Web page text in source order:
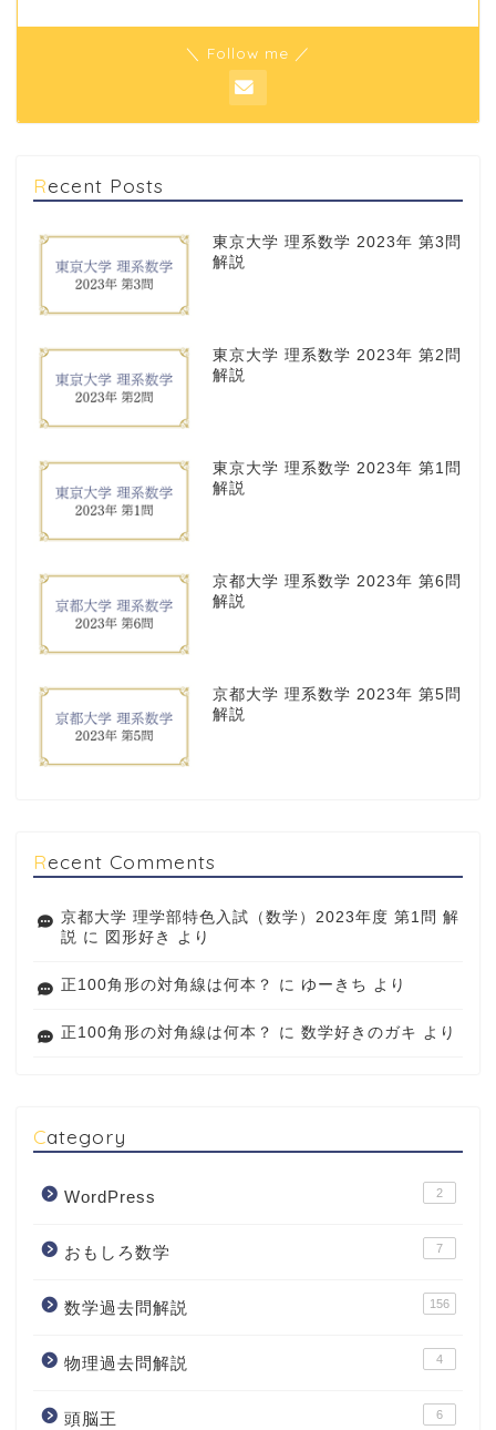
＼ Follow me ／
Recent Posts
東京大学 理系数学 2023年 第3問
解説
東京大学 理系数学 2023年 第2問
解説
東京大学 理系数学 2023年 第1問
解説
京都大学 理系数学 2023年 第6問
解説
京都大学 理系数学 2023年 第5問
解説
Recent Comments
京都大学 理学部特色入試（数学）2023年度 第1問 解
説 に 図形好き より
正100角形の対角線は何本？ に ゆーきち より
正100角形の対角線は何本？ に 数学好きのガキ より
Category
WordPress 2
おもしろ数学 7
数学過去問解説 156
物理過去問解説 4
頭脳王 6